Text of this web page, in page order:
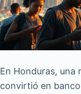
En Honduras, una
convirtió en